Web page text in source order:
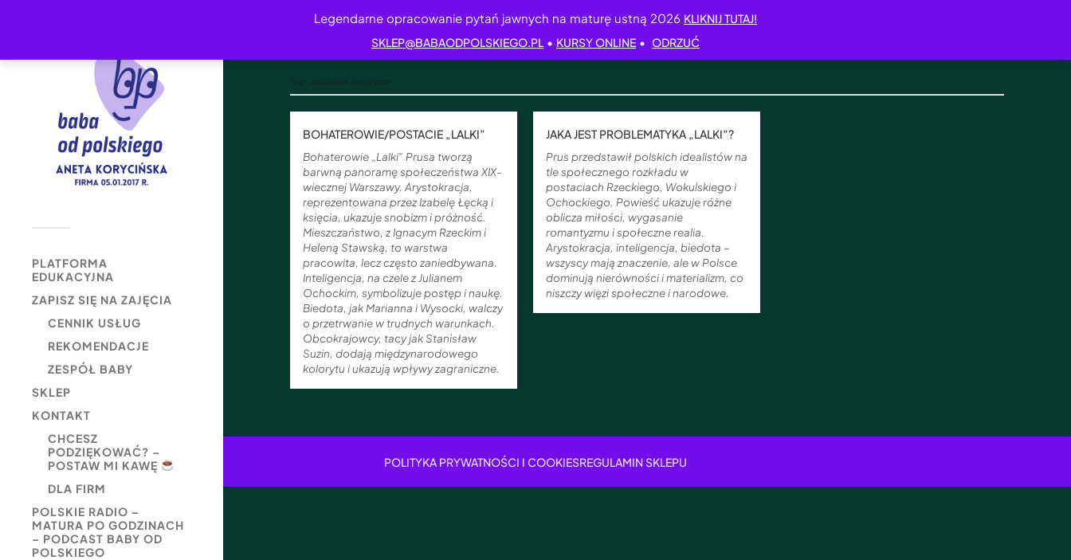
Legendarne opracowanie pytań jawnych na maturę ustną 2026 KLIKNIJ TUTAJ!
SKLEP@BABAODPOLSKIEGO.PL • KURSY ONLINE • ODRZUĆ
PLATFORMA
EDUKACYJNA
ZAPISZ SIĘ NA ZAJĘCIA
CENNIK USŁUG
REKOMENDACJE
ZESPÓŁ BABY
SKLEP
KONTAKT
CHCESZ
PODZIĘKOWAĆ? –
POSTAW MI KAWĘ
DLA FIRM
POLSKIE RADIO –
MATURA PO GODZINACH
– PODCAST BABY OD
POLSKIEGO
BOHATEROWIE/POSTACIE „LALKI”
Bohaterowie „Lalki” Prusa tworzą
barwną panoramę społeczeństwa XIX-
wiecznej Warszawy. Arystokracja,
reprezentowana przez Izabelę Łęcką i
księcia, ukazuje snobizm i próżność.
Mieszczaństwo, z Ignacym Rzeckim i
Heleną Stawską, to warstwa
pracowita, lecz często zaniedbywana.
Inteligencja, na czele z Julianem
Ochockim, symbolizuje postęp i naukę.
Biedota, jak Marianna i Wysocki, walczy
o przetrwanie w trudnych warunkach.
Obcokrajowcy, tacy jak Stanisław
Suzin, dodają międzynarodowego
kolorytu i ukazują wpływy zagraniczne.
JAKA JEST PROBLEMATYKA „LALKI”?
Prus przedstawił polskich idealistów na
tle społecznego rozkładu w
postaciach Rzeckiego, Wokulskiego i
Ochockiego. Powieść ukazuje różne
oblicza miłości, wygasanie
romantyzmu i społeczne realia.
Arystokracja, inteligencja, biedota –
wszyscy mają znaczenie, ale w Polsce
dominują nierówności i materializm, co
niszczy więzi społeczne i narodowe.
POLITYKA PRYWATNOŚCI I COOKIESREGULAMIN SKLEPU